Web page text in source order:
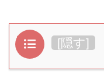
目次 [隠す]